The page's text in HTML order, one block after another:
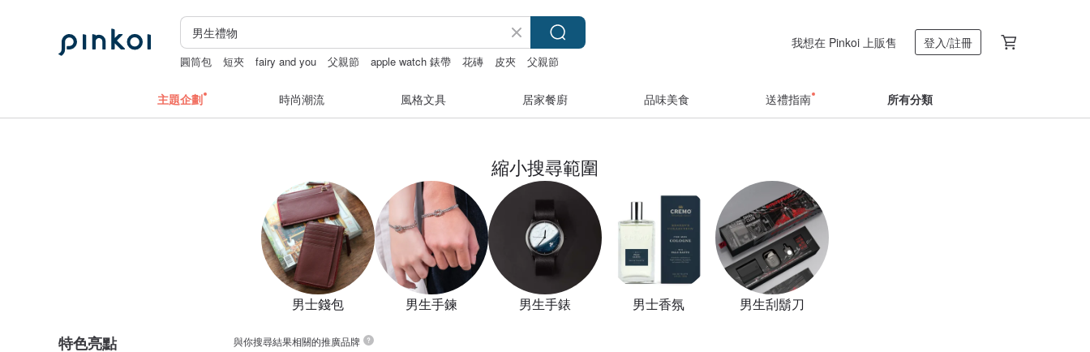
圓筒包 短夾 fairy and you 父親節 apple watch 錶帶 花磚 皮夾 父親節
我想在 Pinkoi 上販售 登入/註冊
主題企劃 時尚潮流 風格文具 居家餐廚 品味美食 送禮指南 所有分類
縮小搜尋範圍
男士錢包 男生手鍊 男生手錶 男士香氛 男生刮鬍刀
特色亮點 與你搜尋結果相關的推廣品牌